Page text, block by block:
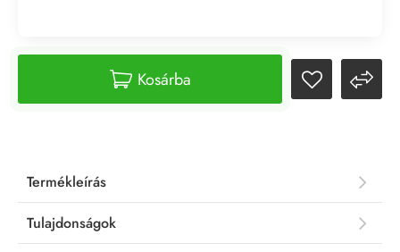
Kosárba
Termékleírás
Tulajdonságok